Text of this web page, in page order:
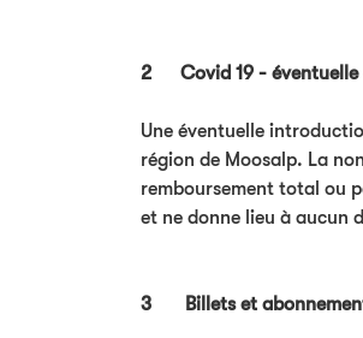
2 Covid 19 - éventuelle
Une éventuelle
région de Moosalp. La
remboursement total ou
et ne donne lieu à aucun
3 Billets et